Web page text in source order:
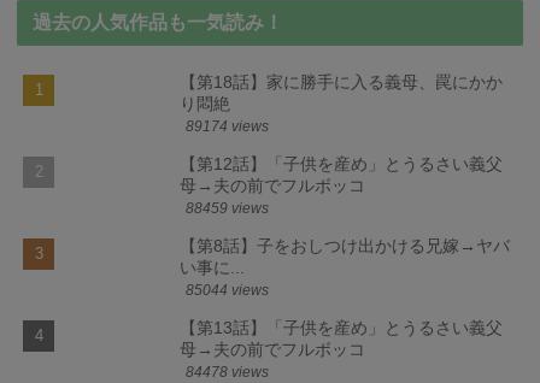
過去の人気作品も一気読み！
【第18話】家に勝手に入る義母、罠にかか
り悶絶
89174 views
【第12話】「子供を産め」とうるさい義父
母→夫の前でフルボッコ
88459 views
【第8話】子をおしつけ出かける兄嫁→ヤバ
い事に...
85044 views
【第13話】「子供を産め」とうるさい義父
母→夫の前でフルボッコ
84478 views